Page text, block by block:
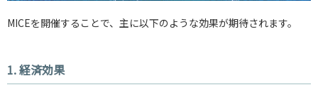
MICEを開催することで、主に以下のような効果が期待されます。
1. 経済効果